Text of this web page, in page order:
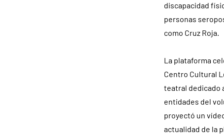
discapacidad
personas
como Cruz Roja.
La plataforma
Centro Cultural
teatral dedicado
entidades del
proyectó un
actualidad de la